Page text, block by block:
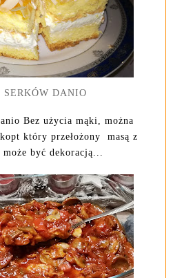
DANIO
Bez użycia mąki, można
który przełożony masą z
być dekoracją...